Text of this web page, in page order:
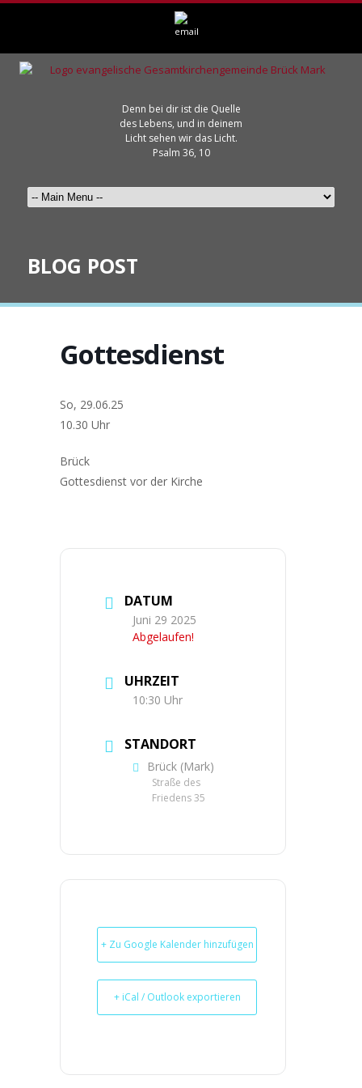
Denn bei dir ist die Quelle
des Lebens, und in deinem
Licht sehen wir das Licht.
Psalm 36, 10
BLOG POST
Gottesdienst
So, 29.06.25
10.30 Uhr
Brück
Got­tes­dienst vor der Kir­che
DATUM
Juni 29 2025
Abgelaufen!
UHRZEIT
10:30 Uhr
STANDORT
Brück (Mark)
Straße des
Friedens 35
+ Zu Google Kalender hinzufügen
+ iCal / Outlook exportieren